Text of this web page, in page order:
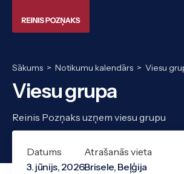
Sākums > Notikumu kalendārs > Viesu
Viesu grupa
Reinis Pozņaks uzņem viesu grupu
Datums
3. jūnijs, 2026
Atrašanās vieta
Brisele, Beļģija